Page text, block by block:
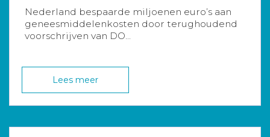
Nederland bespaarde miljoenen euro’s aan
geneesmiddelenkosten door terughoudend
voorschrijven van DO...
Lees meer